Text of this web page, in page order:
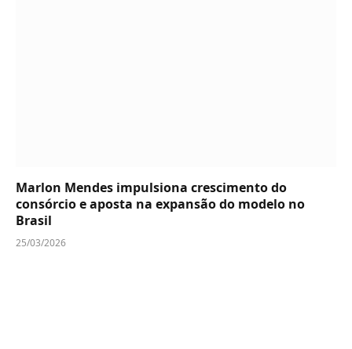
Marlon Mendes impulsiona crescimento do
consórcio e aposta na expansão do modelo no
Brasil
25/03/2026